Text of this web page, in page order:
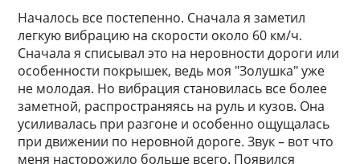
Началось все постепенно. Сначала я заметил
легкую вибрацию на скорости около 60 км/ч.
Сначала я списывал это на неровности дороги или
особенности покрышек, ведь моя "Золушка" уже
не молодая. Но вибрация становилась все более
заметной, распространяясь на руль и кузов. Она
усиливалась при разгоне и особенно ощущалась
при движении по неровной дороге. Звук – вот что
меня насторожило больше всего. Появился